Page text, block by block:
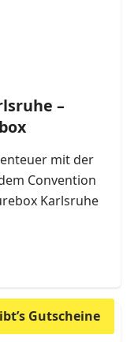
–
mit der
Convention
Karlsruhe
Gutscheine